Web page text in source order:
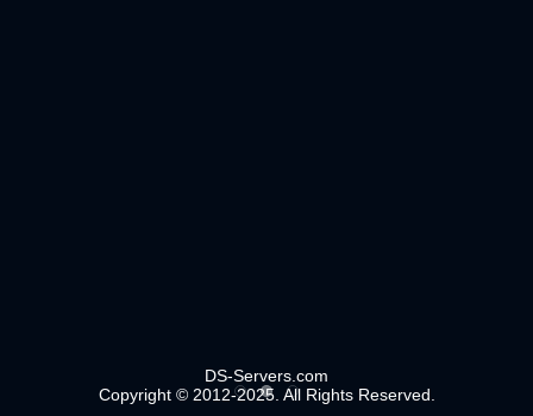
DS-Servers.com
Copyright © 2012-2025. All Rights Reserved.